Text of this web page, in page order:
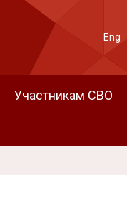
Участникам СВО
Eng